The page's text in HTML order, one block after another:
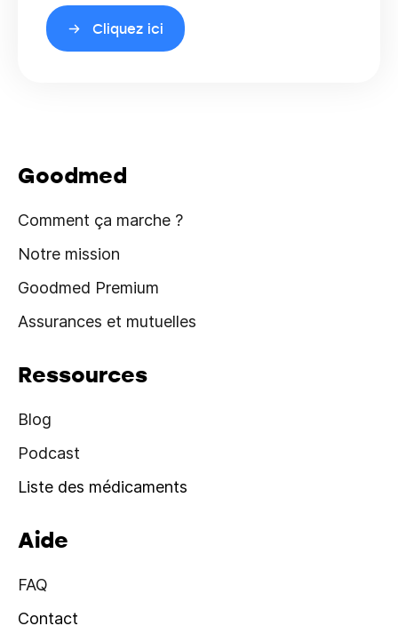
Cliquez ici
Goodmed
Comment ça marche ?
Notre mission
Goodmed Premium
Assurances et mutuelles
Ressources
Blog
Podcast
Liste des médicaments
Aide
FAQ
Contact